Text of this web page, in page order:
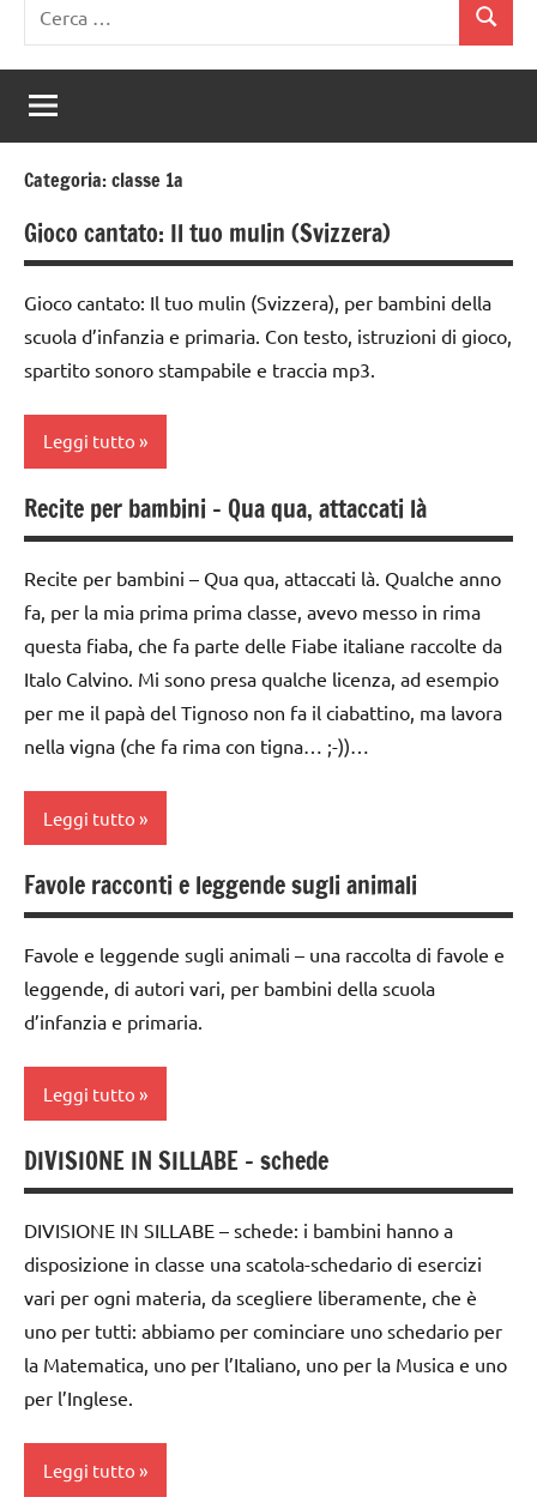
per:
Cerca
Categoria:classe 1a
Gioco cantato: Il tuo mulin (Svizzera)
Gioco cantato: Il tuo mulin (Svizzera), per bambini della
scuola d’infanzia e primaria. Con testo, istruzioni di gioco,
spartito sonoro stampabile e traccia mp3.
Leggi tutto
classe
1a
classe
2a
3 ai
6
anni
GIOCHI
DI
GRUPPO
girotondi
cantati
TUTTI GLI
ARGOMENTI
TUTTI GLI
Recite per bambini – Qua qua, attaccati là
Recite per bambini – Qua qua, attaccati là. Qualche anno
fa, per la mia prima prima classe, avevo messo in rima
questa fiaba, che fa parte delle Fiabe italiane raccolte da
Italo Calvino. Mi sono presa qualche licenza, ad esempio
per me il papà del Tignoso non fa il ciabattino, ma lavora
nella vigna (che fa rima con tigna… ;-))…
Leggi tutto
classe
1a
classe
2a
3a
LINGUAGGIO
recite
ARGOMENTI
PER ETA'
TUTTI GLI
ARTICOLI
Favole racconti e leggende sugli animali
Favole e leggende sugli animali – una raccolta di favole e
leggende, di autori vari, per bambini della scuola
d’infanzia e primaria.
Leggi tutto
classe
1a
classe
2a
LINGUAGGIO
racconti
SCIENZE
animali
DIVISIONE IN SILLABE – schede
DIVISIONE IN SILLABE – schede: i bambini hanno a
disposizione in classe una scatola-schedario di esercizi
vari per ogni materia, da scegliere liberamente, che è
uno per tutti: abbiamo per cominciare uno schedario per
la Matematica, uno per l’Italiano, uno per la Musica e uno
per l’Inglese.
Leggi tutto